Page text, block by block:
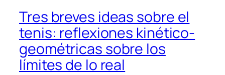
Tres breves ideas sobre el
tenis: reflexiones kinético-
geométricas sobre los
límites de lo real